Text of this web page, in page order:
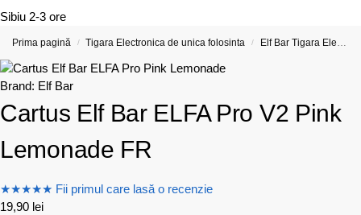
Sibiu 2-3 ore
Prima pagină / Tigara Electronica de unica folosinta / Elf Bar Tigara Electronica si Vape-uri
Brand: Elf Bar
Cartus Elf Bar ELFA Pro V2 Pink
Lemonade FR
★★★★★ Fii primul care lasă o recenzie
19,90 lei